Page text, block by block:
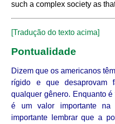
such a complex society as
[Tradução do texto acima]
Pontualidade
Dizem que os americanos
rígido e que desaprovam
qualquer gênero. Enquanto
é um valor importante na
importante lembrar que a